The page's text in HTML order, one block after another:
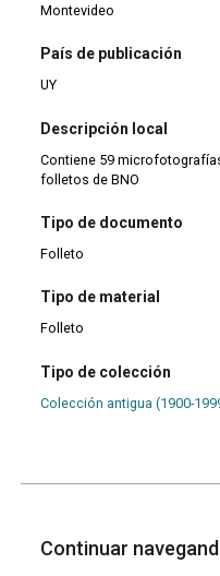
Montevideo
País de publicación
UY
Descripción local
Contiene 59
folletos de BNO
Tipo de documento
Folleto
Tipo de material
Folleto
Tipo de colección
Colección antigua (1900-
Continuar